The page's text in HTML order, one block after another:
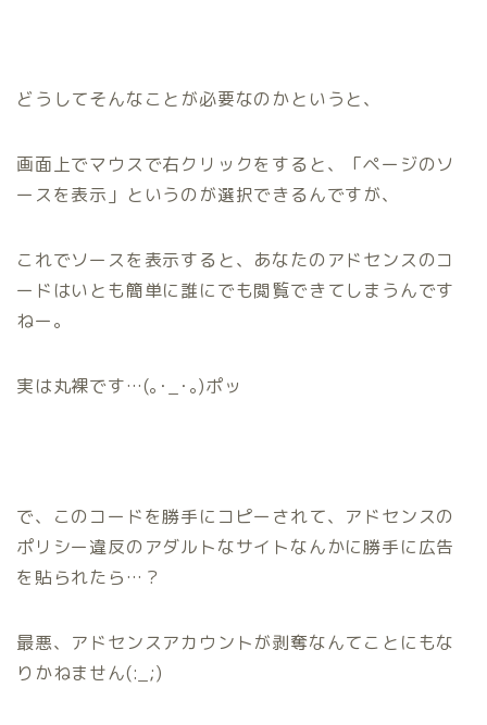
どうしてそんなことが必要なのかというと、
画面上でマウスで右クリックをすると、
「ページのソ
ースを表示」 というのが選択できるんですが、
これでソースを表示すると、あなたのアドセンスのコ
ードはいとも簡単に誰にでも閲覧できてしまうんです
ねー。
実は丸裸です…(｡･_･｡)ポッ
で、このコードを勝手にコピーされて、アドセンスの
ポリシー違反のアダルトなサイトなんかに勝手に広告
を貼られたら…？
最悪、アドセンスアカウントが剥奪なんてことにもな
りかねません(:_;)